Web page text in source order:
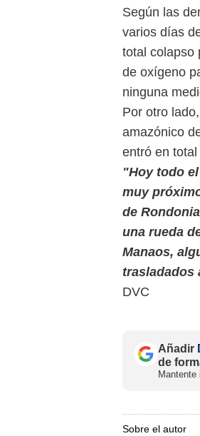
Según las
varios días
total colapso
de oxígeno
ninguna
Por otro
amazónico
entró en
"Hoy todo
muy
de
una rueda
Manaos,
trasladados
DVC
Añadir
de
Mantente
Sobre el autor